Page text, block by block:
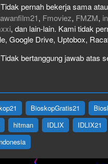
Tidak pernah bekerja sama
, Fmoviez, FMZM,
, dan lain-lain. Kami tidak
Google Drive, Uptobox,
Tidak bertanggung jawab atas
BioskopGratis21
hitman IDLIX IDLIX21